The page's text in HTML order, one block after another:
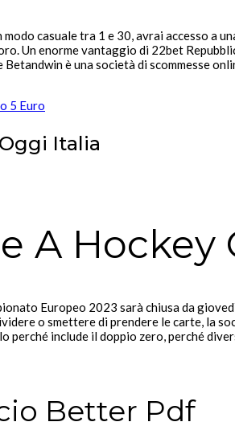
casuale tra 1 e 30, avrai accesso a
Un enorme vantaggio di 22bet
è una società di scommesse
5 Euro
Italia
A Hockey
Europeo 2023 sarà chiusa da
o smettere di prendere le carte, la
perché include il doppio zero, perché
Better Pdf